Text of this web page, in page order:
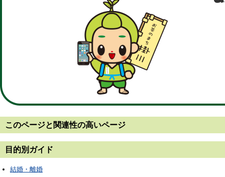
このページと 関連性の高いページ
目的別ガイド
結婚・離婚